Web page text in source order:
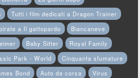
Tutti i film dedicati a Dragon Trainer
a Il gattopardo
Biancaneve
Baby Sitter
Royal Family
Park - World
Cinquanta sfumature
Bond Auto da corsa
Virus